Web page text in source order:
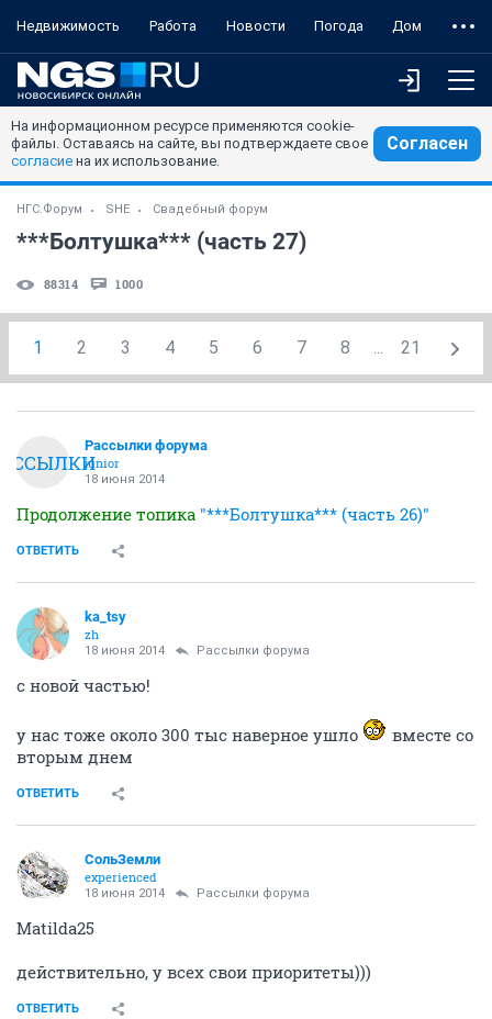
Недвижимость Работа Новости Погода Дом
На информационном ресурсе применяются cookie-
файлы. Оставаясь на сайте, вы подтверждаете свое
согласие на их использование.
Согласен
НГС.Форум SHE Свадебный форум
***Болтушка*** (часть 27)
88314 1000
1 2 3 4 5 6 7 8 ... 21
Рассылки форума
junior
18 июня 2014
Продолжение топика "***Болтушка*** (часть 26)"
ОТВЕТИТЬ
ka_tsy
zh
18 июня 2014 Рассылки форума
с новой частью!
у нас тоже около 300 тыс наверное ушло
вместе со
вторым днем
ОТВЕТИТЬ
СольЗемли
experienced
18 июня 2014 Рассылки форума
Matilda25
действительно, у всех свои приоритеты)))
ОТВЕТИТЬ